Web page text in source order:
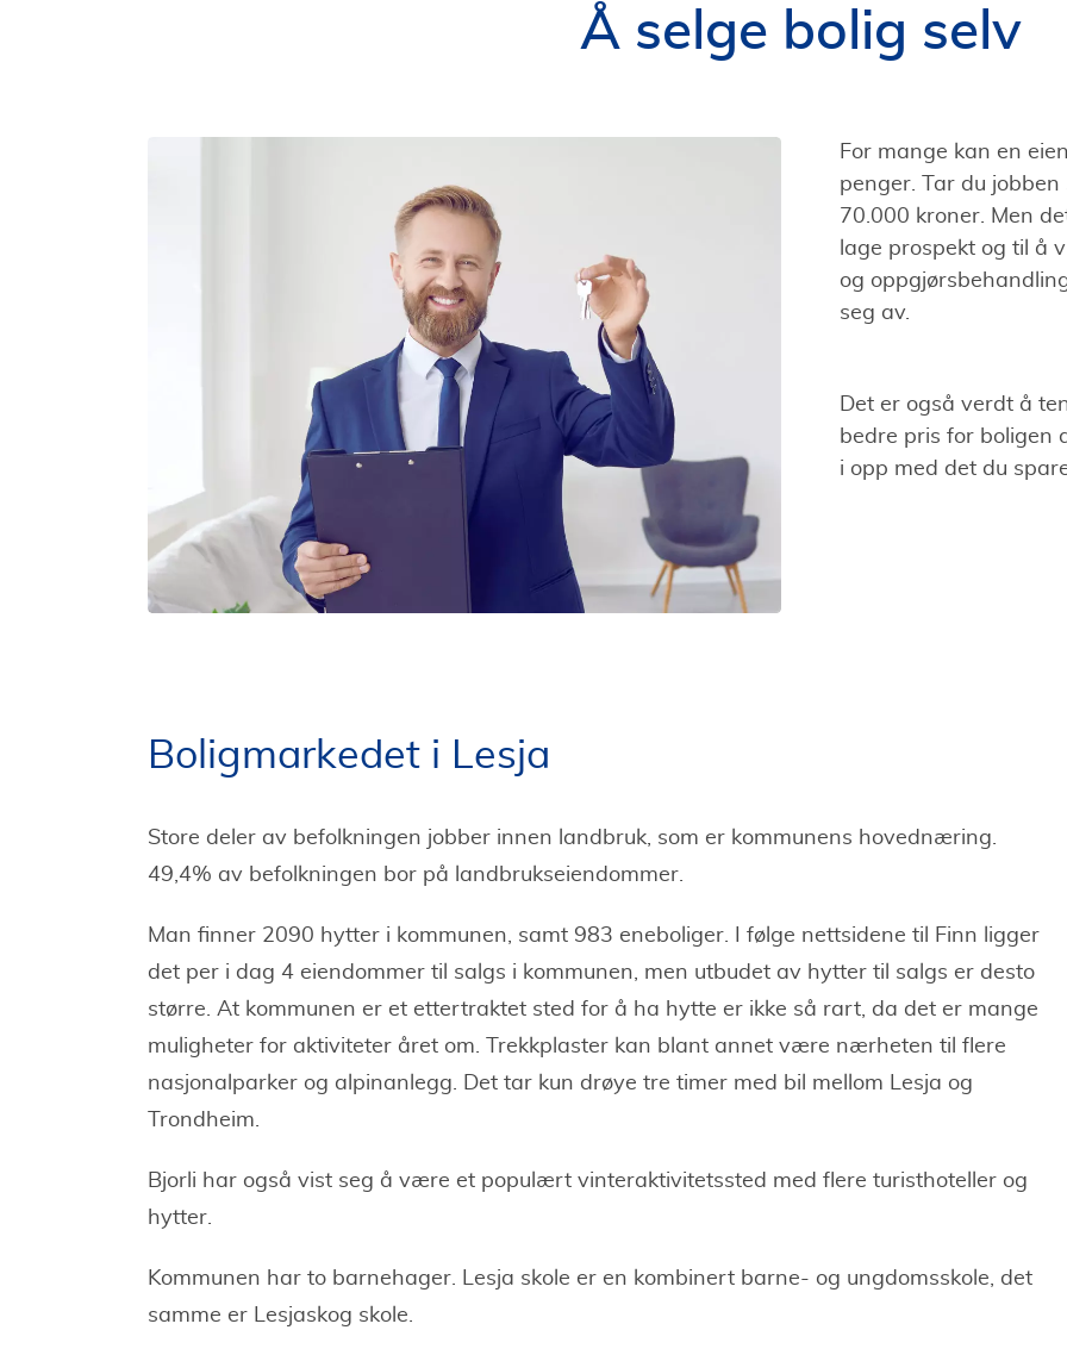
Å selge bolig selv
For mange kan en
penger. Tar du
70.000 kroner. Men
lage prospekt og til å
og
seg av.
Det er også verdt å
bedre pris for boligen
i opp med det du
Boligmarkedet i Lesja
Store deler av befolkningen jobber innen landbruk, som er kommunens hovednæring.
49,4% av befolkningen bor på landbrukseiendommer.
Man finner 2090 hytter i kommunen, samt 983 eneboliger. I følge nettsidene til Finn ligger
det per i dag 4 eiendommer til salgs i kommunen, men utbudet av hytter til salgs er desto
større. At kommunen er et ettertraktet sted for å ha hytte er ikke så rart, da det er mange
muligheter for aktiviteter året om. Trekkplaster kan blant annet være nærheten til flere
nasjonalparker og alpinanlegg. Det tar kun drøye tre timer med bil mellom Lesja og
Trondheim.
Bjorli har også vist seg å være et populært vinteraktivitetssted med flere turisthoteller og
hytter.
Kommunen har to barnehager. Lesja skole er en kombinert barne- og ungdomsskole, det
samme er Lesjaskog skole.